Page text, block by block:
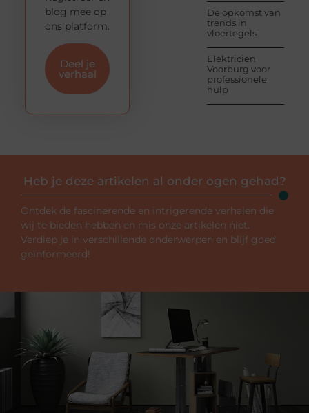
De opkomst van
trends in
vloertegels
Elektricien
Voorburg voor
professionele
hulp
blog mee op
ons platform.
Deel je
verhaal
Heb je deze artikelen al onder ogen gehad?
Ontdek de fascinerende en intrigerende verhalen die
wij te bieden hebben en mis onze artikelen niet.
Verdiep je in verschillende onderwerpen en blijf goed
geïnformeerd!